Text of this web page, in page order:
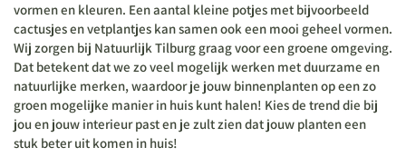
vormen en kleuren. Een aantal kleine potjes met bijvoorbeeld
cactusjes en vetplantjes kan samen ook een mooi geheel vormen.
Wij zorgen bij Natuurlijk Tilburg graag voor een groene omgeving.
Dat betekent dat we zo veel mogelijk werken met duurzame en
natuurlijke merken, waardoor je jouw binnenplanten op een zo
groen mogelijke manier in huis kunt halen! Kies de trend die bij
jou en jouw interieur past en je zult zien dat jouw planten een
stuk beter uit komen in huis!